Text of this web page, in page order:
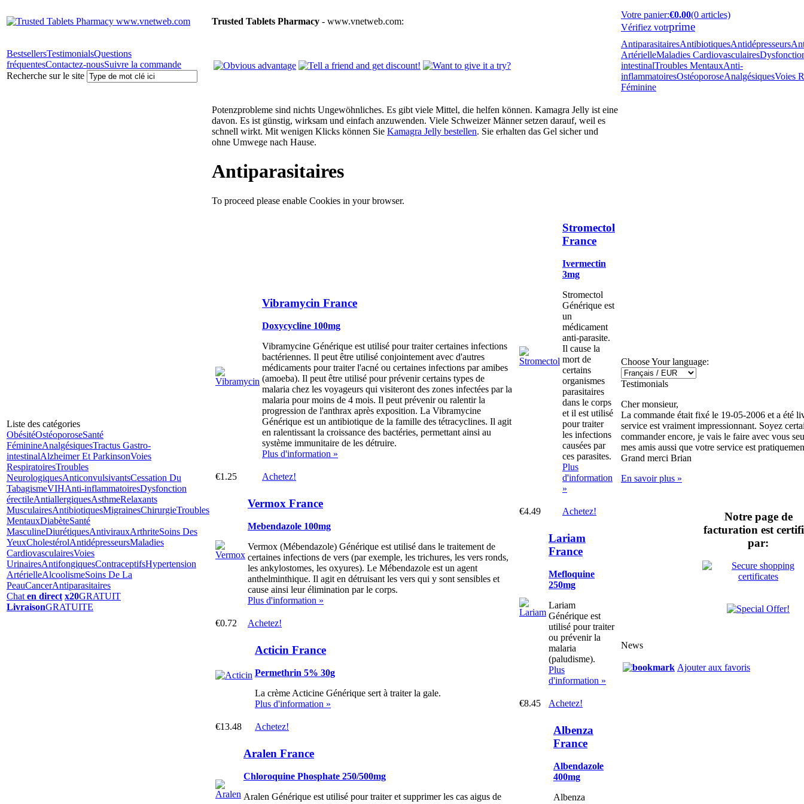
Trusted Tablets Pharmacy - www.vnetweb.com:
Votre panier:€0.00(0 articles)
Vérifiez votrprime
BestsellersTestimonialsQuestions
fréquentesContactez-nousSuivre la commande
Recherche sur le site
AntiparasitairesAntibiotiquesAntidépresseurs
ArtérielleMaladies Cardiovasculaires
intestinalTroubles MentauxAnti-
inflammatoiresOstéoporoseAnalgésiquesVoies
Féminine
Liste des catégories
ObésitéOstéoporoseSanté
FéminineAnalgésiquesTractus Gastro-
intestinalAlzheimer Et ParkinsonVoies
RespiratoiresTroubles
NeurologiquesAnticonvulsivantsCessation Du
TabagismeVIHAnti-inflammatoiresDysfonction
érectileAntiallergiquesAsthmeRelaxants
MusculairesAntibiotiquesMigrainesChirurgieTroubles
MentauxDiabèteSanté
MasculineDiurétiquesAntivirauxArthriteSoins Des
YeuxCholestérolAntidépresseursMaladies
CardiovasculairesVoies
UrinairesAntifongiquesContraceptifsHypertension
ArtérielleAlcoolismeSoins De La
PeauCancerAntiparasitaires
Chat en direct x20GRATUIT
LivraisonGRATUITE
Potenzprobleme sind nichts Ungewöhnliches. Es gibt viele Mittel, die helfen können. Kamagra Jelly ist eine
davon. Es ist günstig, wirksam und einfach anzuwenden. Viele Schweizer Männer setzen darauf, weil es
schnell wirkt. Mit wenigen Klicks können Sie Kamagra Jelly bestellen. Sie erhalten das Gel sicher und
ohne Umwege nach Hause.
Antiparasitaires
To proceed please enable Cookies in your browser.
Vibramycin France
Doxycycline 100mg
Vibramycine Générique est utilisé pour traiter certaines infections
bactériennes. Il peut être utilisé conjointement avec d'autres
médicaments pour traiter l'acné ou certaines infections par amibes
(amoeba). Il peut être utilisé pour prévenir certains types de
malaria chez les voyageurs qui visiteront des zones infectées par la
malaria pour moins de 4 mois. Il peut prévenir ou ralentir la
progression de l'anthrax après exposition. La Vibramycine
Générique est un antibiotique de la famille des tétracyclines. Il agit
en ralentissant la croissance des bactéries, permettant ainsi au
système immunitaire de les détruire.
Plus d'information »
€1.25 Achetez!
Vermox France
Mebendazole 100mg
Vermox (Mébendazole) Générique est utilisé dans le traitement de
certaines infections de vers (par exemple, les trichures, les vers ronds,
les ankylostomes, les oxyures). Le Mébendazole est un agent
anthelminthique. Il agit en détruisant les vers qui y sont sensibles et
cause ainsi leur élimination par le corps.
Plus d'information »
€0.72 Achetez!
Acticin France
Permethrin 5% 30g
La crème Acticine Générique sert à traiter la gale.
Plus d'information »
€13.48 Achetez!
Aralen France
Chloroquine Phosphate 250/500mg
Aralen Générique est utilisé pour traiter et supprimer les cas aigus de
Stromectol
France
Ivermectin
3mg
Stromectol
Générique est
un
médicament
anti-parasite.
Il cause la
mort de
certains
organismes
parasitaires
dans le corps
et il est utilisé
pour traiter
les infections
causées par
ces parasites.
Plus
d'information
»
€4.49 Achetez!
Lariam
France
Mefloquine
250mg
Lariam
Générique est
utilisé pour traiter
ou prévenir la
malaria
(paludisme).
Plus
d'information »
€8.45 Achetez!
Albenza
France
Albendazole
400mg
Albenza
Choose Your language:
Testimonials
Cher monsieur,
La commande était fixé le 19-05-2006 et a été
service est vraiment impressionnant. Soyez
commander encore, je vais le faire avec vous
mes amis aussi que votre service est
Grand merci Brian
En savoir plus »
Notre page de
facturation est
par:
News
Ajouter aux favoris